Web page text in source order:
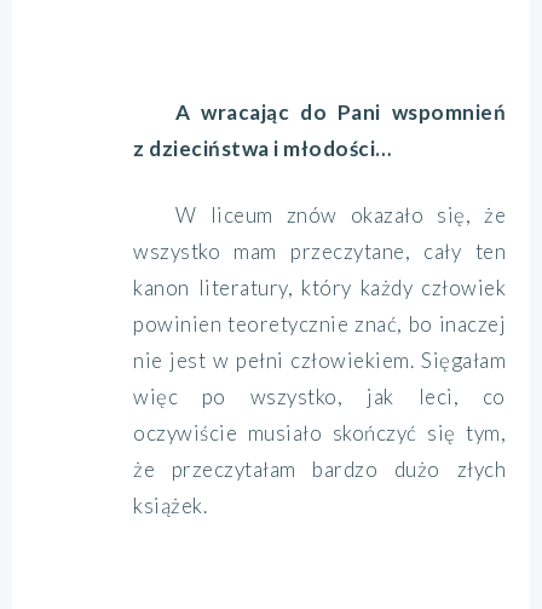
A wracając do Pani wspomnień
z dzieciństwa i młodości…
W liceum znów okazało się, że
wszystko mam przeczytane, cały ten
kanon literatury, który każdy człowiek
powinien teoretycznie znać, bo inaczej
nie jest w pełni człowiekiem. Sięgałam
więc po wszystko, jak leci, co
oczywiście musiało skończyć się tym,
że przeczytałam bardzo dużo złych
książek.